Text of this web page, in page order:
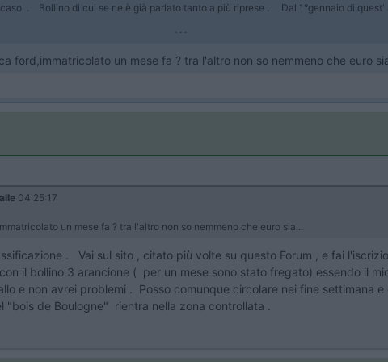
. Bollino di cui se ne è già parlato tanto a più riprese . Dal 1°gennaio di quest'
...
ford,immatricolato un mese fa ? tra l'altro non so nemmeno che euro
alle 04:25:17
un mese fa ? tra l'altro non so nemmeno che euro sia...
. Vai sul sito , citato più volte su questo Forum , e fai
il bollino 3 arancione ( per un mese sono stato fregato) essendo il
e non avrei problemi . Posso comunque circolare nei fine
de Boulogne" rientra nella zona controllata .